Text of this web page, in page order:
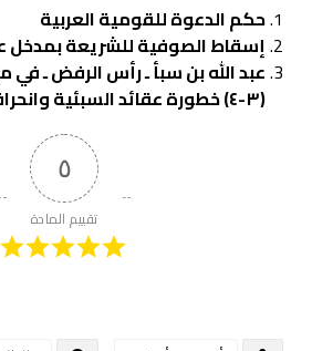
حكم الدعوة للقومية العربية
إسقاط الصوفية للشريعة بمدخل
عبد الله بن سبأ ـ رأس الرفض ـ في
(٣-٤) خطورة عقائد السبئية وانحرافهم
٥
تقييم المادة